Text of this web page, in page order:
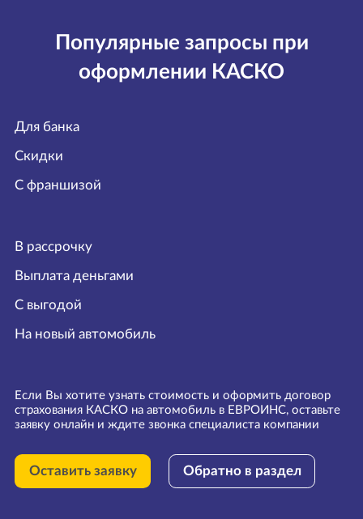
Популярные запросы при
оформлении КАСКО
Для банка
Скидки
С франшизой
В рассрочку
Выплата деньгами
С выгодой
На новый автомобиль
Если Вы хотите узнать стоимость и оформить договор
страхования КАСКО на автомобиль в ЕВРОИНС, оставьте
заявку онлайн и ждите звонка специалиста компании
Оставить заявку Обратно в раздел